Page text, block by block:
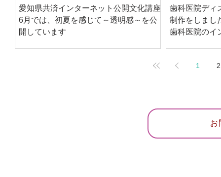
愛知県共済インターネット公開文化講座
6月では、初夏を感じて～透明感～を公
開しています
歯科医院ディ
制作をしまし
歯科医院のイ
1 2
お